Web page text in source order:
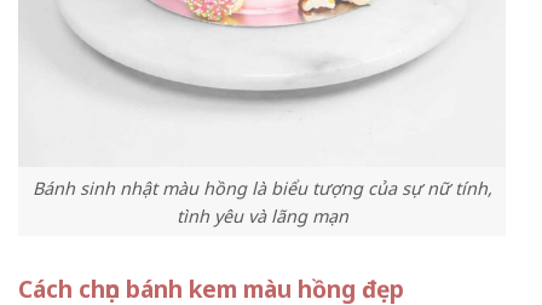
Bánh sinh nhật màu hồng là biểu tượng của sự nữ tính,
tình yêu và lãng mạn
Cách chọn bánh kem màu hồng đẹp